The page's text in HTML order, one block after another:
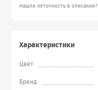
Нашли неточность в описании?
Характеристики
Цвет
Бренд